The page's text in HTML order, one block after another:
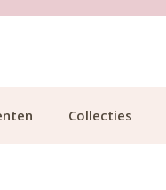
Collecties